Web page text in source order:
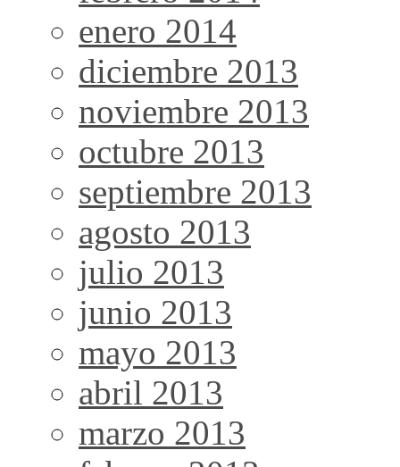
enero 2014
diciembre 2013
noviembre 2013
octubre 2013
septiembre 2013
agosto 2013
julio 2013
junio 2013
mayo 2013
abril 2013
marzo 2013